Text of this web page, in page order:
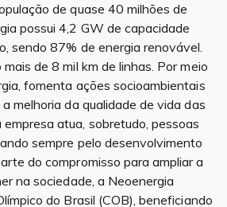
de quase 40 milhões de
possui 4,2 GW de capacidade
sendo 87% de energia renovável.
de 8 mil km de linhas. Por meio
fomenta ações socioambientais
melhoria da qualidade de vida das
atua, sobretudo, pessoas
sempre pelo desenvolvimento
do compromisso para ampliar a
na sociedade, a Neoenergia
do Brasil (COB), beneficiando